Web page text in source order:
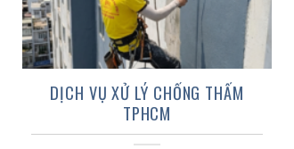
DỊCH VỤ XỬ LÝ CHỐNG THẤM
TPHCM